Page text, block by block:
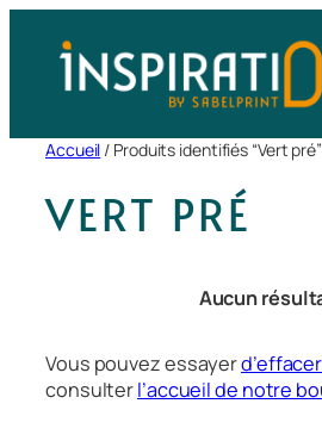
contenu
Accueil / Produits identifiés “Vert pré”
VERT PRÉ
Aucun
Vous pouvez essayer
consulterl’accueil de notre